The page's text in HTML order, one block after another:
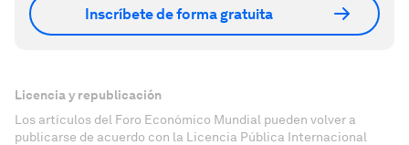
Inscríbete de forma gratuita
Licencia y republicación
Los artículos del Foro Económico Mundial pueden volver a
publicarse de acuerdo con la Licencia Pública Internacional